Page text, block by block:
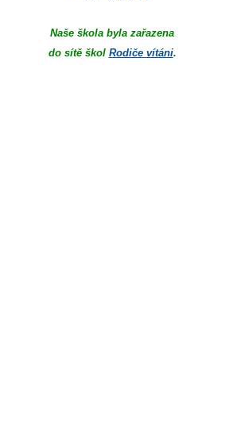
Naše škola byla zařazena
do sítě škol Rodiče vítáni.